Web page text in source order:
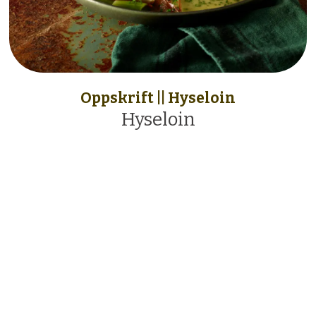
Oppskrift || Hyseloin
Hyseloin